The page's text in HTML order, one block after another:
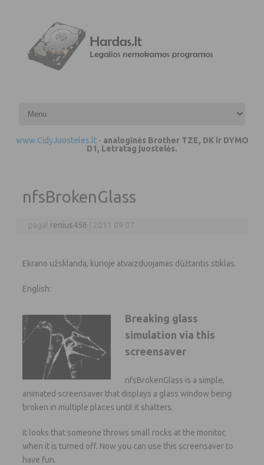
www.CidyJuosteles.lt- analoginės Brother TZE, DK ir DYMO
D1, Letratag juostelės.
nfsBrokenGlass
pagal renius456 2011 09 07
Ekrano užsklanda, kurioje atvaizduojamas dūžtantis stiklas.
English:
Breaking glass
simulation via this
screensaver
nfsBrokenGlass is a simple,
animated screensaver that displays a glass window being
broken in multiple places until it shatters.
It looks that someone throws small rocks at the monitor,
when it is turned off. Now you can use this screensaver to
have fun.